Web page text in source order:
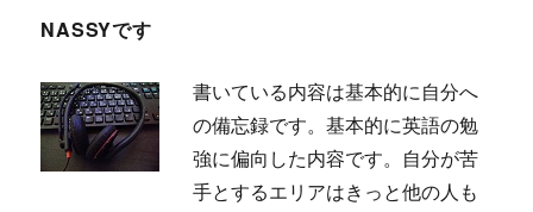
NASSYです
書いている内容は基本的に自分へ
の備忘録です。基本的に英語の勉
強に偏向した内容です。自分が苦
手とするエリアはきっと他の人も